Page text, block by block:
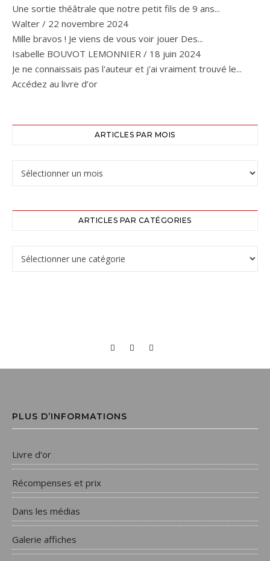
Une sortie théâtrale que notre petit fils de 9 ans...
Walter / 22 novembre 2024
Mille bravos ! Je viens de vous voir jouer Des...
Isabelle BOUVOT LEMONNIER / 18 juin 2024
Je ne connaissais pas l'auteur et j'ai vraiment trouvé le...
Accédez au livre d’or
ARTICLES PAR MOIS
ARTICLES PAR CATÉGORIES
PLUS D’INFORMATIONS
Livre d’or
Récompenses et prix
Dans les médias
Galerie affiches